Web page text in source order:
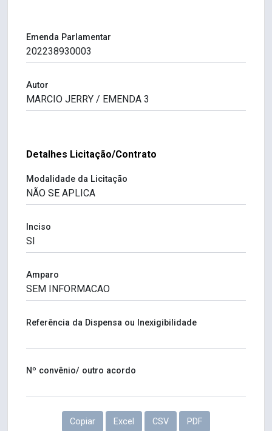
Emenda Parlamentar
Autor
Detalhes Licitação/Contrato
Modalidade da Licitação
Inciso
Amparo
Referência da Dispensa ou Inexigibilidade
Nº convênio/ outro acordo
Copiar Excel CSV PDF